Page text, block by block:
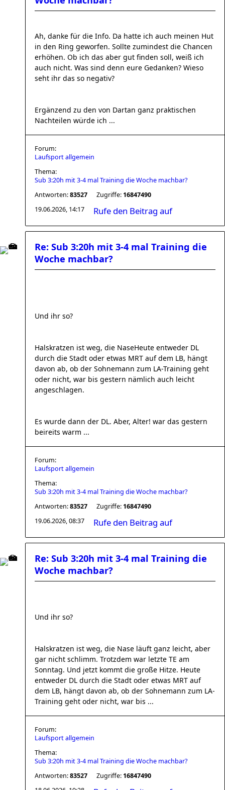
Ah, danke für die Info. Da hatte ich auch meinen Hut
in den Ring geworfen. Sollte zumindest die Chancen
erhöhen. Ob ich das aber gut finden soll, weiß ich
auch nicht. Was sind denn eure Gedanken? Wieso
seht ihr das so negativ?
Ergänzend zu den von Dartan ganz praktischen
Nachteilen würde ich ...
Forum:
Laufsport allgemein
Thema:
Sub 3:20h mit 3-4 mal Training die Woche machbar?
Antworten:83527 Zugriffe: 16847490
19.06.2026, 14:17
Rufe den Beitrag auf
Re: Sub 3:20h mit 3-4 mal Training die
Woche machbar?
Und ihr so?
Halskratzen ist weg, die NaseHeute entweder DL
durch die Stadt oder etwas MRT auf dem LB, hängt
davon ab, ob der Sohnemann zum LA-Training geht
oder nicht, war bis gestern nämlich auch leicht
angeschlagen.
Es wurde dann der DL. Aber, Alter! war das gestern
beireits warm ...
Forum:
Laufsport allgemein
Thema:
Sub 3:20h mit 3-4 mal Training die Woche machbar?
Antworten:83527 Zugriffe: 16847490
19.06.2026, 08:37
Rufe den Beitrag auf
Re: Sub 3:20h mit 3-4 mal Training die
Woche machbar?
Und ihr so?
Halskratzen ist weg, die Nase läuft ganz leicht, aber
gar nicht schlimm. Trotzdem war letzte TE am
Sonntag. Und jetzt kommt die große Hitze. Heute
entweder DL durch die Stadt oder etwas MRT auf
dem LB, hängt davon ab, ob der Sohnemann zum LA-
Training geht oder nicht, war bis ...
Forum:
Laufsport allgemein
Thema:
Sub 3:20h mit 3-4 mal Training die Woche machbar?
Antworten:83527 Zugriffe: 16847490